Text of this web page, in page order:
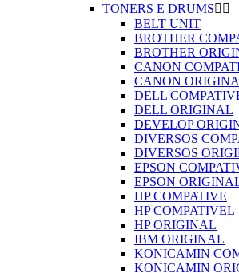
TONERS E DRUMS 
BELT UNIT
BROTHER
BROTHER
CANON
CANON
DELL
DELL ORIGINAL
DEVELOP
DIVERSOS
DIVERSOS
EPSON
EPSON
HP COMPATIVE
HP COMPATIVEL
HP ORIGINAL
IBM ORIGINAL
KONICAMIN
KONICAMIN